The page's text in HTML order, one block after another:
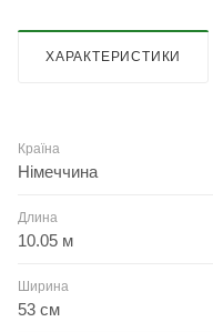
ХАРАКТЕРИСТИКИ
Країна
Німеччина
Длина
10.05 м
Ширина
53 см